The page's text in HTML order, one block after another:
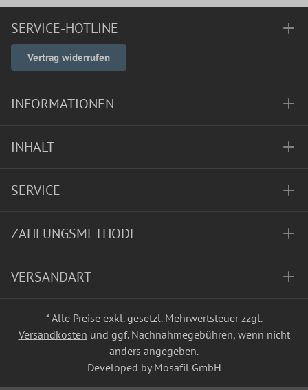
SERVICE-HOTLINE
Vertrag widerrufen
INFORMATIONEN
INHALT
SERVICE
ZAHLUNGSMETHODE
VERSANDART
* Alle Preise exkl. gesetzl. Mehrwertsteuer zzgl.
Versandkosten und ggf. Nachnahmegebühren, wenn nicht
anders angegeben.
Developed by Mosafil GmbH